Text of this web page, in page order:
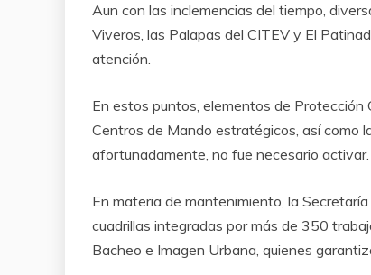
Aun con las inclemencias del tiempo,
Viveros, las Palapas del CITEV y El
atención.
En estos puntos, elementos de
Centros de Mando estratégicos, así como
afortunadamente, no fue necesario activar.
En materia de mantenimiento, la
cuadrillas integradas por más de 350
Bacheo e Imagen Urbana, quienes